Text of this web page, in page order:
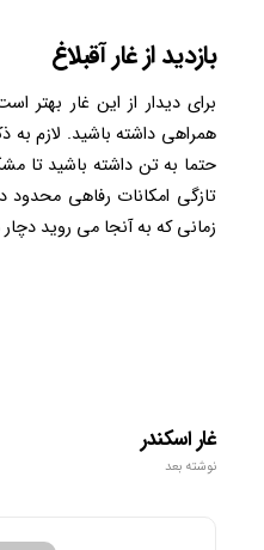
بازدید از غار آقبلاغ
برای دیدار از این غار بهتر
همراهی داشته باشید. لازم
حتما به تن داشته باشید تا
تازگی امکانات رفاهی محدود
زمانی که به آنجا می روید
غار اسکندر
نوشته بعد